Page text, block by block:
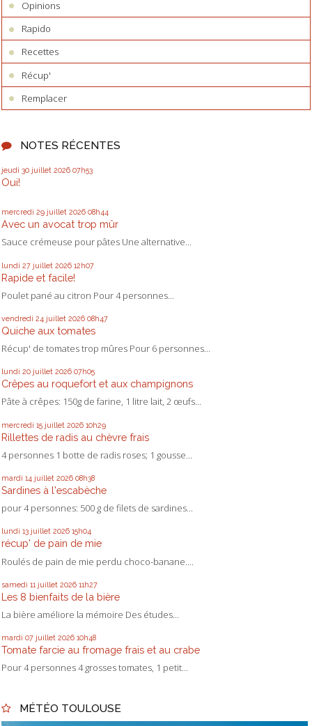
Opinions
Rapido
Recettes
Récup'
Remplacer
NOTES RÉCENTES
jeudi 30 juillet 2026 07h53
Oui!
mercredi 29 juillet 2026 08h44
Avec un avocat trop mûr
Sauce crémeuse pour pâtes Une alternative...
lundi 27 juillet 2026 12h07
Rapide et facile!
Poulet pané au citron Pour 4 personnes...
vendredi 24 juillet 2026 08h47
Quiche aux tomates
Récup' de tomates trop mûres Pour 6 personnes...
lundi 20 juillet 2026 07h05
Crêpes au roquefort et aux champignons
Pâte à crêpes: 150g de farine, 1 litre lait, 2 œufs...
mercredi 15 juillet 2026 10h29
Rillettes de radis au chèvre frais
4 personnes 1 botte de radis roses; 1 gousse...
mardi 14 juillet 2026 08h38
Sardines à l'escabèche
pour 4 personnes: 500 g de filets de sardines...
lundi 13 juillet 2026 15h04
récup' de pain de mie
Roulés de pain de mie perdu choco-banane....
samedi 11 juillet 2026 11h27
Les 8 bienfaits de la bière
La bière améliore la mémoire Des études...
mardi 07 juillet 2026 10h48
Tomate farcie au fromage frais et au crabe
Pour 4 personnes 4 grosses tomates, 1 petit...
MÉTÉO TOULOUSE